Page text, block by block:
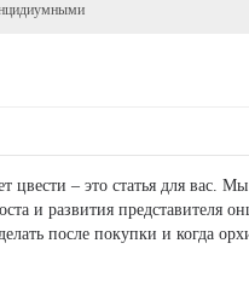
цвести – это статья для вас.
и развития представителя
после покупки и когда